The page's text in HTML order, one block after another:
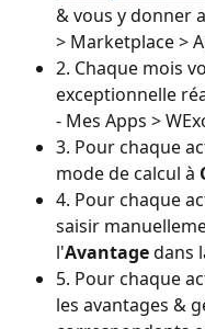
& vous y donner
> Marketplace >
2. Chaque mois
exceptionnelle
- Mes Apps >
3. Pour chaque
mode de calcul à
4. Pour chaque
saisir
l'Avantage dans
5. Pour chaque
les avantages &